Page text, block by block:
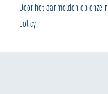
Door het aanmelden op onze
policy.